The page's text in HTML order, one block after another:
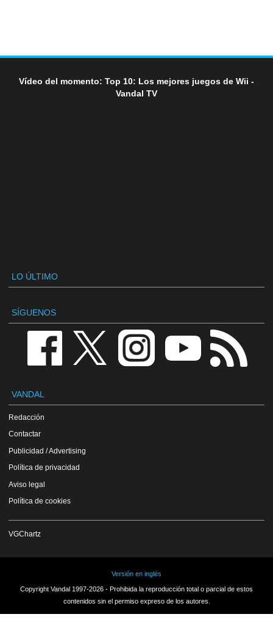
Vídeo del momento: Top 10: Los mejores juegos de Wii -
Vandal TV
LO ÚLTIMO
SÍGUENOS
VANDAL
Redacción
Contactar
Publicidad / Advertising
Política de privacidad
Aviso legal
Política de cookies
VGChartz
Versión en inglés
Copyright Vandal 1997-2026 - Prohibida la reproducción total o parcial de estos
contenidos sin el permiso expreso de los autores.